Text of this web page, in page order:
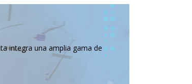
integra una amplia gama de